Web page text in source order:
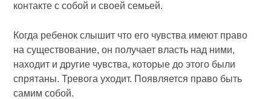
контакте с собой и своей семьей.
Когда ребенок слышит что его чувства имеют право
на существование, он получает власть над ними,
находит и другие чувства, которые до этого были
спрятаны. Тревога уходит. Появляется право быть
самим собой.